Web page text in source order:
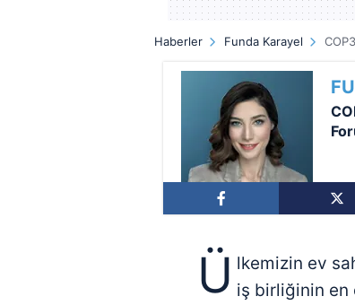
Haberler Funda Karayel
Ü lkemizin ev
iş birliğinin en